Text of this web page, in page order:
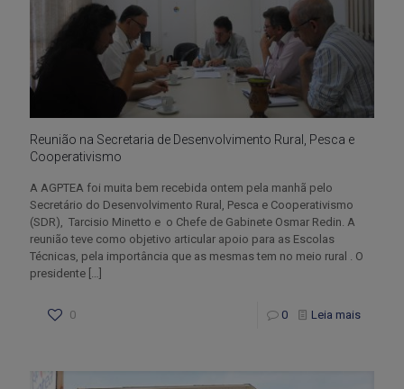
Reunião na Secretaria de Desenvolvimento Rural, Pesca e
Cooperativismo
A AGPTEA foi muita bem recebida ontem pela manhã pelo
Secretário do Desenvolvimento Rural, Pesca e Cooperativismo
(SDR), Tarcisio Minetto e o Chefe de Gabinete Osmar Redin. A
reunião teve como objetivo articular apoio para as Escolas
Técnicas, pela importância que as mesmas tem no meio rural . O
presidente […]
0 0 Leia mais